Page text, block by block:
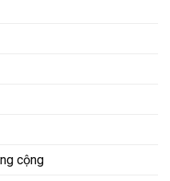
cộng